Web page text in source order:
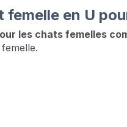
femelle en U
les chats femelles